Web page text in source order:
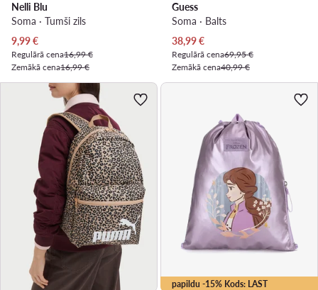
Nelli Blu
Soma · Tumši zils
Pašreizējā cena
9,99€
Regulārā cena16,99 €
Zemākā cena16,99 €
Guess
Soma · Balts
Pašreizējā cena
38,99€
Regulārā cena69,95 €
Zemākā cena40,99 €
papildu -15% Kods: LAST